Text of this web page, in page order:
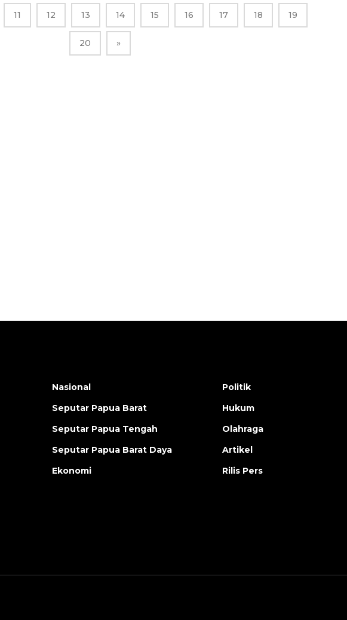
11 12 13 14 15 16 17 18 19
20 »
Nasional
Seputar Papua Barat
Seputar Papua Tengah
Seputar Papua Barat Daya
Ekonomi
Politik
Hukum
Olahraga
Artikel
Rilis Pers